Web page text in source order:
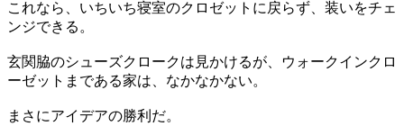
これなら、いちいち寝室のクロゼットに戻らず、装いをチェ
ンジできる。
玄関脇のシューズクロークは見かけるが、ウォークインクロ
ーゼットまである家は、なかなかない。
まさにアイデアの勝利だ。